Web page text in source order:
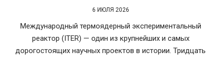
6 ИЮЛЯ 2026
Международный термоядерный экспериментальный
реактор (ITER) — один из крупнейших и самых
дорогостоящих научных проектов в истории. Тридцать